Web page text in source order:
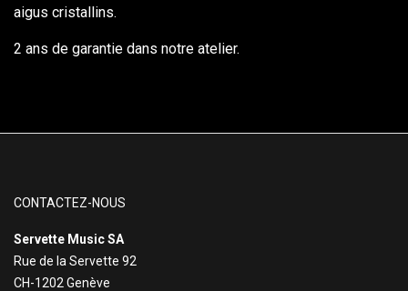
aigus cristallins.
2 ans de garantie dans notre atelier.
CONTACTEZ-NOUS
Servette Music SA
Rue de la Servette 92
CH-1202 Genève